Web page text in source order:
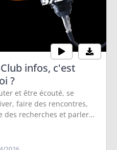
infos, c'est
?
et être écouté, se
faire des rencontres,
des recherches et parler
qualités, ses défauts, ce